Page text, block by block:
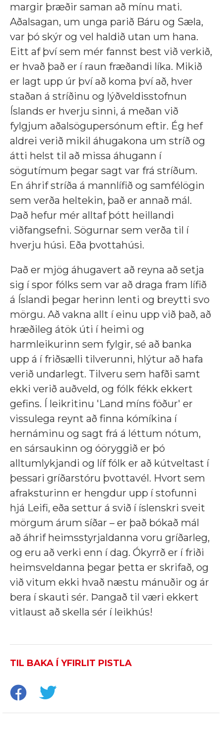
margir þræðir saman að mínu mati.
Aðalsagan, um unga parið Báru og Sæla,
var þó skýr og vel haldið utan um hana.
Eitt af því sem mér fannst best við verkið,
er hvað það er í raun fræðandi líka. Mikið
er lagt upp úr því að koma því að, hver
staðan á stríðinu og lýðveldisstofnun
Íslands er hverju sinni, á meðan við
fylgjum aðalsögupersónum eftir. Ég hef
aldrei verið mikil áhugakona um stríð og
átti helst til að missa áhugann í
sögutímum þegar sagt var frá stríðum.
En áhrif stríða á mannlífið og samfélögin
sem verða heltekin, það er annað mál.
Það hefur mér alltaf þótt heillandi
viðfangsefni. Sögurnar sem verða til í
hverju húsi. Eða þvottahúsi.
Það er mjög áhugavert að reyna að setja
sig í spor fólks sem var að draga fram lífið
á Íslandi þegar herinn lenti og breytti svo
mörgu. Að vakna allt í einu upp við það, að
hræðileg átök úti í heimi og
harmleikurinn sem fylgir, sé að banka
upp á í friðsælli tilverunni, hlýtur að hafa
verið undarlegt. Tilveru sem hafði samt
ekki verið auðveld, og fólk fékk ekkert
gefins. Í leikritinu 'Land míns föður' er
vissulega reynt að finna kómíkina í
hernáminu og sagt frá á léttum nótum,
en sársaukinn og óöryggið er þó
alltumlykjandi og líf fólk er að kútveltast í
þessari gríðarstóru þvottavél. Hvort sem
afraksturinn er hengdur upp í stofunni
hjá Leifi, eða settur á svið í íslenskri sveit
mörgum árum síðar – er það bókað mál
að áhrif heimsstyrjaldanna voru gríðarleg,
og eru að verki enn í dag. Ókyrrð er í friði
heimsveldanna þegar þetta er skrifað, og
við vitum ekki hvað næstu mánuðir og ár
bera í skauti sér. Þangað til væri ekkert
vitlaust að skella sér í leikhús!
TIL BAKA Í YFIRLIT PISTLA